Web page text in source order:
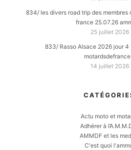
834/ les divers road trip des membres
france 25.07.26
25 juillet 2026
833/ Rasso Alsace 2026 jour 4
motardsdefrance
14 juillet 2026
Actu moto et
Adhérer à
AMMDF et les
C'est quoi